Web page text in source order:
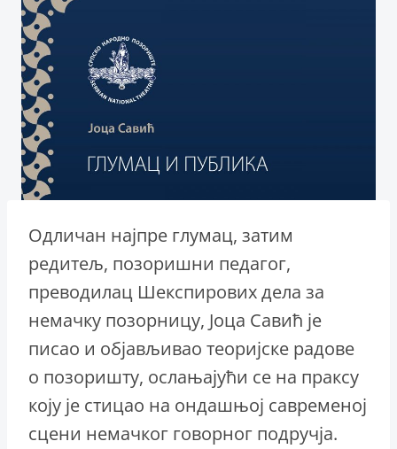
Одличан најпре глумац, затим
редитељ, позоришни педагог,
преводилац Шекспирових дела за
немачку позорницу, Јоца Савић је
писао и објављивао теоријске радове
о позоришту, ослањајући се на праксу
коју је стицао на ондашњој савременој
сцени немачког говорног подручја.